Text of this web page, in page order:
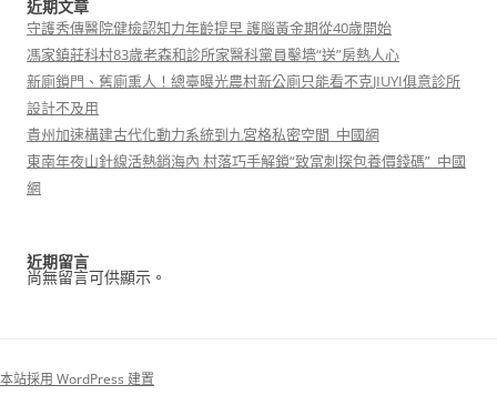
近期文章
守護秀傳醫院健檢認知力年齡提早 護腦黃金期從40歲開始
馮家鎮莊科村83歲老森和診所家醫科黨員鑿墻“送”房熱人心
新廁鎖門、舊廁熏人！總臺曝光農村新公廁只能看不克JIUYI俱意診所
設計不及用
貴州加速構建古代化動力系統到九宮格私密空間_中國網
東南年夜山針線活熱銷海內 村落巧手解鎖“致富刺探包養價錢碼”_中國
網
近期留言
尚無留言可供顯示。
本站採用 WordPress 建置